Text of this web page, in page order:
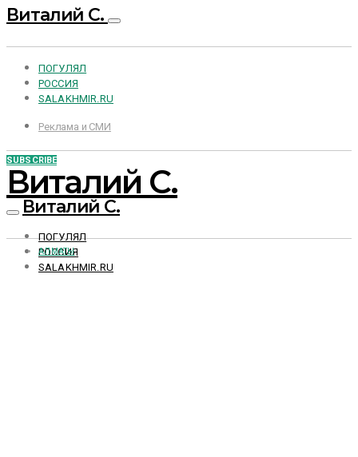
Виталий С.
ПОГУЛЯЛ
РОССИЯ
SALAKHMIR.RU
Реклама и СМИ
SUBSCRIBE
Виталий С.
Виталий С.
ПОГУЛЯЛ
РОССИЯ
SALAKHMIR.RU
АЛМАТЫ